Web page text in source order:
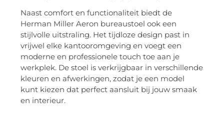
Naast comfort en functionaliteit biedt de
Herman Miller Aeron bureaustoel ook een
stijlvolle uitstraling. Het tijdloze design past in
vrijwel elke kantooromgeving en voegt een
moderne en professionele touch toe aan je
werkplek. De stoel is verkrijgbaar in verschillende
kleuren en afwerkingen, zodat je een model
kunt kiezen dat perfect aansluit bij jouw smaak
en interieur.